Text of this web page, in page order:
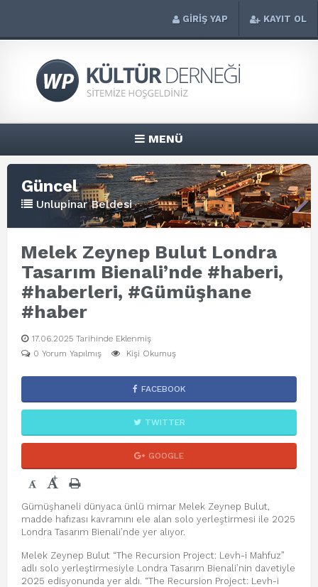
GİRİŞ YAP KAYIT OL
MENÜ
Güncel
Unlupinar Beldesi
Melek Zeynep Bulut Londra
Tasarım Bienali’nde #haberi,
#haberleri, #Gümüşhane
#haber
17.06.2025 Tarihinde Eklenmiş
0 Yorum Yapılmış
Kişi Okumuş
FACEBOOK
TWITTER
GOOGLE
- +
Gümüşhaneli dünyaca ünlü mimar Melek Zeynep Bulut,
madde hafızası kavramını ele alan solo yerleştirmesi ile 2025
Londra Tasarım Bienali’nde yer alıyor.
Melek Zeynep Bulut “The Recursion Project: Levh-i Mahfuz”
adlı solo yerleştirmesiyle Londra Tasarım Bienali’nin davetiyle
2025 edisyonunda yer aldı. “The Recursion Project: Levh-i